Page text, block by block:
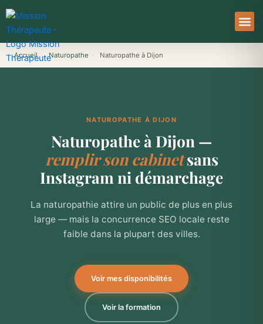
Aller
au
contenu
Accueil › Naturopathe Naturopathe à Dijon
NATUROPATHE À DIJON
Naturopathe à Dijon —
remplir son cabinetsans
Instagram ni démarchage
La naturopathie attire un public de plus en plus
large — mais la concurrence SEO locale reste
faible dans la plupart des villes.
Voir mes disponibilités
Voir la formation